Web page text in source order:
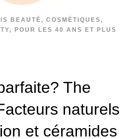
BEAUTÉ, COSMÉTIQUES,
POUR LES 40 ANS ET PLUS
The
naturels
et céramides